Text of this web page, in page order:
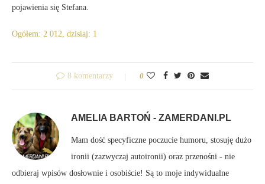
pojawienia się Stefana.
Ogółem: 2 012, dzisiaj: 1
8 komentarzy 0
AMELIA BARTOŃ - ZAMERDANI.PL
Mam dość specyficzne poczucie humoru, stosuję dużo
ironii (zazwyczaj autoironii) oraz przenośni - nie
odbieraj wpisów dosłownie i osobiście! Są to moje indywidualne